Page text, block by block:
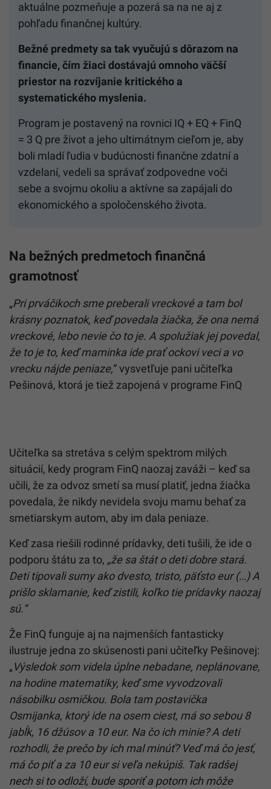
aktuálne pozmeňuje a pozerá sa na ne aj z
pohľadu finančnej kultúry.
Bežné predmety sa tak vyučujú s dôrazom na
financie, čím žiaci dostávajú omnoho väčší
priestor na rozvíjanie kritického a
systematického myslenia.
Program je postavený na rovnici IQ + EQ + FinQ
= 3 Q pre život a jeho ultimátnym cieľom je, aby
boli mladí ľudia v budúcnosti finančne zdatní a
vzdelaní, vedeli sa správať zodpovedne voči
sebe a svojmu okoliu a aktívne sa zapájali do
ekonomického a spoločenského života.
Na bežných predmetoch finančná
gramotnosť
„Pri prváčikoch sme preberali vreckové a tam bol
krásny poznatok, keď povedala žiačka, že ona nemá
vreckové, lebo nevie čo to je. A spolužiak jej povedal,
že to je to, keď maminka ide prať ockovi veci a vo
vrecku nájde peniaze,“ vysvetľuje pani učiteľka
Pešinová, ktorá je tiež zapojená v programe FinQ
Učiteľka sa stretáva s celým spektrom milých
situácií, kedy program FinQ naozaj zaváži – keď sa
učili, že za odvoz smetí sa musí platiť, jedna žiačka
povedala, že nikdy nevidela svoju mamu behať za
smetiarskym autom, aby im dala peniaze.
Keď zasa riešili rodinné prídavky, deti tušili, že ide o
podporu štátu za to, „že sa štát o deti dobre stará.
Deti tipovali sumy ako dvesto, tristo, päťsto eur (…) A
prišlo sklamanie, keď zistili, koľko tie prídavky naozaj
sú.“
Že FinQ funguje aj na najmenších fantasticky
ilustruje jedna zo skúsenosti pani učiteľky Pešinovej:
„Výsledok som videla úplne nebadane, neplánovane,
na hodine matematiky, keď sme vyvodzovali
násobilku osmičkou. Bola tam postavička
Osmijanka, ktorý ide na osem ciest, má so sebou 8
jabĺk, 16 džúsov a 10 eur. Na čo ich minie? A deti
rozhodli, že prečo by ich mal minúť? Veď má čo jesť,
má čo piť a za 10 eur si veľa nekúpiš. Tak radšej
nech si to odloží, bude sporiť a potom ich môže